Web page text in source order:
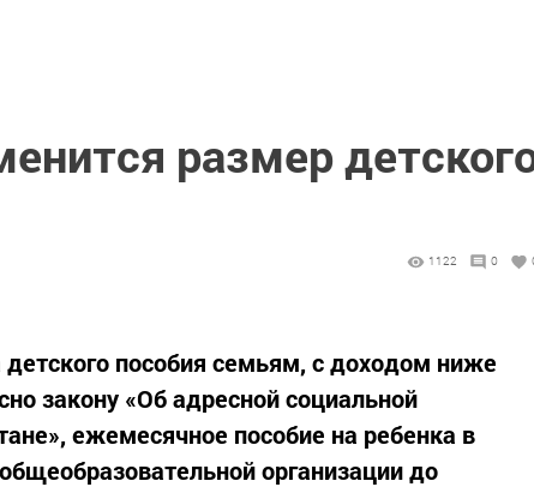
размер
1122 0
пособия семьям, с доходом ниже
закону «Об адресной социальной
ежемесячное пособие на ребенка в
организации до